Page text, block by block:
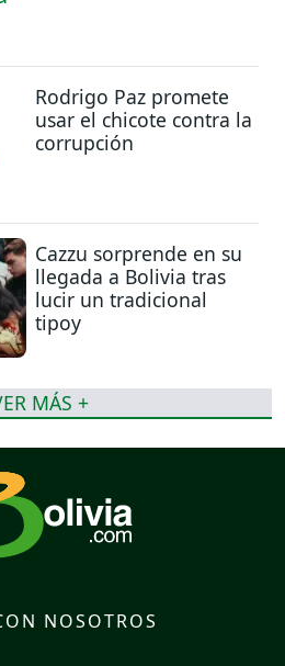
Rodrigo Paz promete
usar el chicote contra la
corrupción
Cazzu sorprende en su
llegada a Bolivia tras
lucir un tradicional
tipoy
MÁS +
NOSOTROS